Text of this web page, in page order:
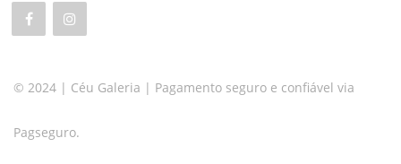
© 2024 | Céu Galeria | Pagamento seguro e confiável via
Pagseguro.